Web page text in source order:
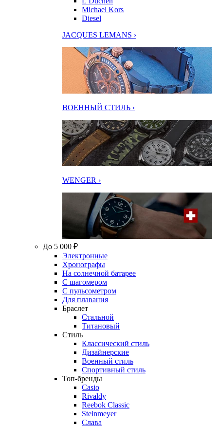
Michael Kors
Diesel
JACQUES LEMANS ›
ВОЕННЫЙ СТИЛЬ ›
WENGER ›
До 5 000 ₽
Электронные
Хронографы
На солнечной батарее
С шагомером
С пульсометром
Для плавания
Браслет
Стальной
Титановый
Стиль
Классический стиль
Дизайнерские
Военный стиль
Спортивный стиль
Топ-бренды
Casio
Rivaldy
Reebok Classic
Steinmeyer
Слава